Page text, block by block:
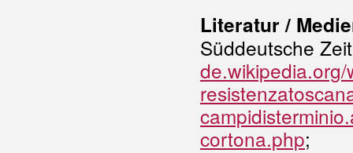
Literatur /
Süddeutsche
cortona.php;